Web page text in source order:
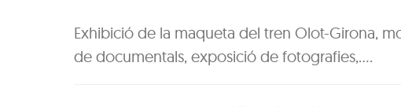
Exhibició de la maqueta del tren Olot-Girona,
de documentals, exposició de fotografies,….